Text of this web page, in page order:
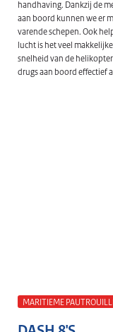
handhaving. Dankzij de
aan boord kunnen we er
varende schepen. Ook
lucht is het veel
snelheid van de
drugs aan boord effectief
MARITIEME